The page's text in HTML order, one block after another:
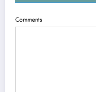
Comments